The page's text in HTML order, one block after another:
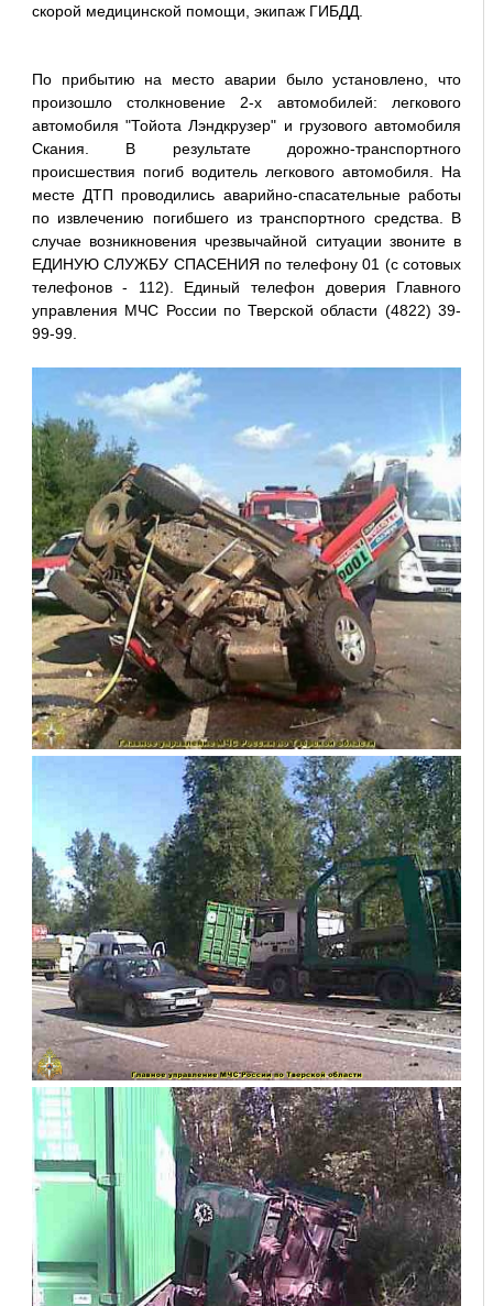
скорой медицинской помощи, экипаж ГИБДД.
По прибытию на место аварии было установлено, что
произошло столкновение 2-х автомобилей: легкового
автомобиля "Тойота Лэндкрузер" и грузового автомобиля
Скания. В результате дорожно-транспортного
происшествия погиб водитель легкового автомобиля. На
месте ДТП проводились аварийно-спасательные работы
по извлечению погибшего из транспортного средства. В
случае возникновения чрезвычайной ситуации звоните в
ЕДИНУЮ СЛУЖБУ СПАСЕНИЯ по телефону 01 (с сотовых
телефонов - 112). Единый телефон доверия Главного
управления МЧС России по Тверской области (4822) 39-
99-99.